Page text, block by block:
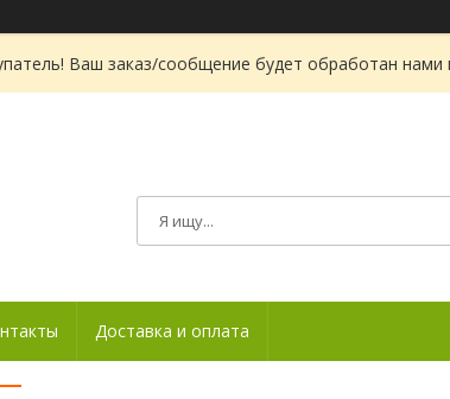
Ваш заказ/сообщение будет обработан
Доставка и оплата